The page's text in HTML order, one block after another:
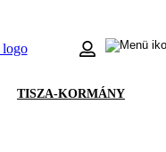
TISZA-KORMÁNY